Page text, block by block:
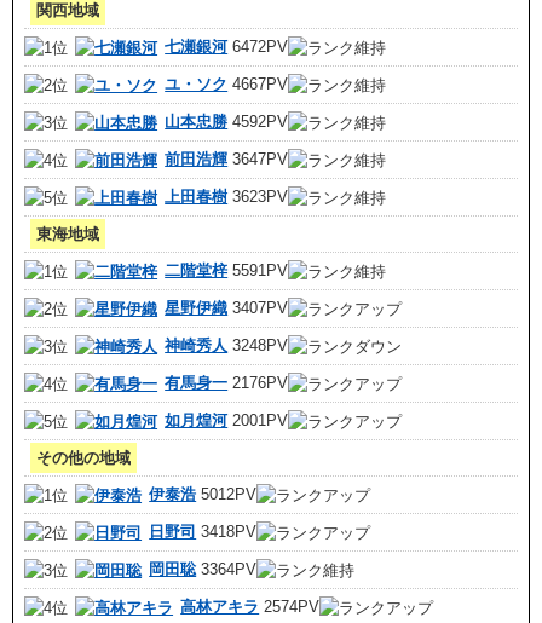
関西地域
七瀬銀河6472PV
ユ・ソク 4667PV
山本忠勝 4592PV
前田浩輝 3647PV
上田春樹 3623PV
東海地域
二階堂梓 5591PV
星野伊織 3407PV
神崎秀人 3248PV
有馬身一 2176PV
如月煌河2001PV
その他の地域
伊泰浩 5012PV
日野司 3418PV
岡田聡3364PV
高林アキラ 2574PV